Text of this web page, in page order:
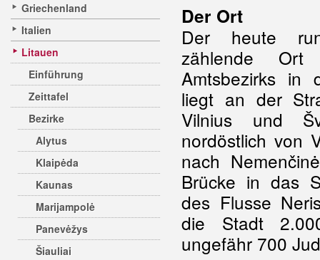
Griechenland
Italien
Litauen
Einführung
Zeittafel
Bezirke
Alytus
Klaipėda
Kaunas
Marijampolė
Panevėžys
Šiauliai
Der Ort
Der heute
zählende
Amtsbezirks in
liegt an der
Vilnius und
nordöstlich von
nach
Brücke in das
des Flusse
die Stadt
ungefähr 700